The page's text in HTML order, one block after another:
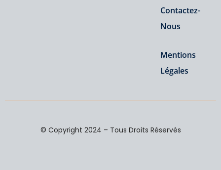
Contactez-
Nous
Mentions
Légales
© Copyright 2024 – Tous Droits Réservés